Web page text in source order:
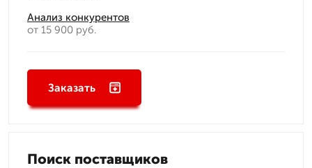
Анализ конкурентов
от 15 900 руб.
Заказать
Поиск поставщиков